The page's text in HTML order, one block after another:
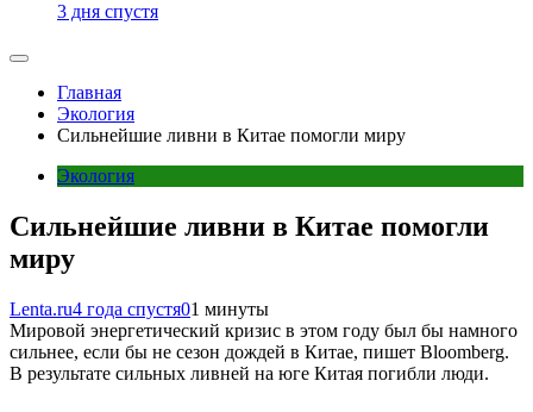
3 дня спустя
Главная
Экология
Сильнейшие ливни в Китае помогли миру
Экология
Сильнейшие ливни в Китае помогли
миру
Lenta.ru4 года спустя01 минуты
Мировой энергетический кризис в этом году был бы намного
сильнее, если бы не сезон дождей в Китае, пишет Bloomberg.
В результате сильных ливней на юге Китая погибли люди.